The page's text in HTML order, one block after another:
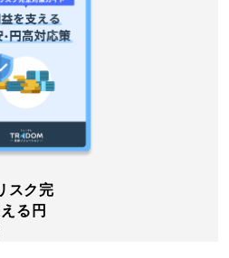
スク完
る円